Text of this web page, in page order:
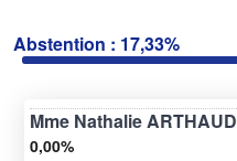
Abstention : 17,33%
Mme Nathalie ARTHAUD
0,00%